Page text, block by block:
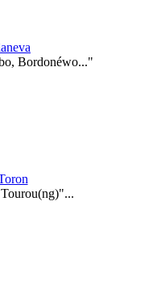
Bordonéwo..."